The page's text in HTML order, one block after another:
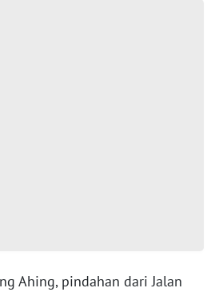
Ahing, pindahan dari Jalan